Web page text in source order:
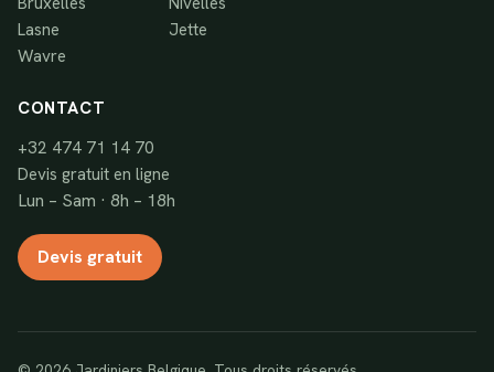
Lasne
Wavre
Jette
CONTACT
+32 474 71 14 70
Devis gratuit en ligne
Lun – Sam · 8h – 18h
Devis gratuit